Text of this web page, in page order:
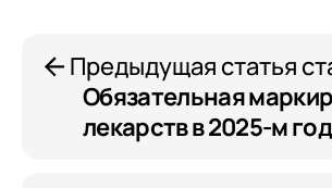
Предыдущая статья
Обязательная
лекарств в 2025-м